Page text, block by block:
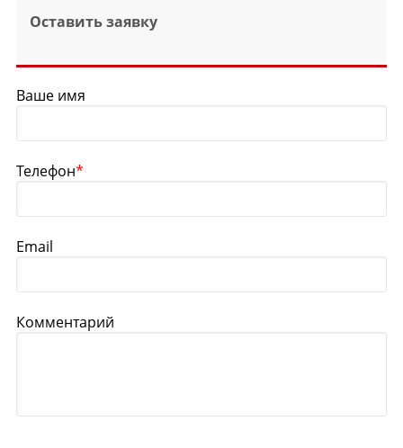
Оставить заявку
Ваше имя
Телефон*
Email
Комментарий